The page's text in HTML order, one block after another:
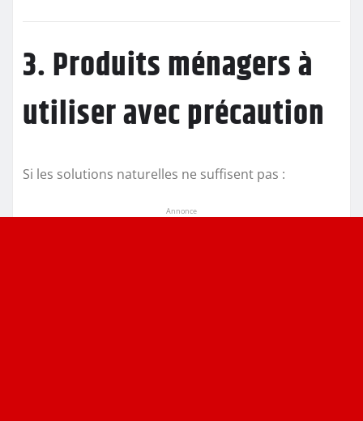
3. Produits ménagers à
utiliser avec précaution
Si les solutions naturelles ne suffisent pas :
Annonce